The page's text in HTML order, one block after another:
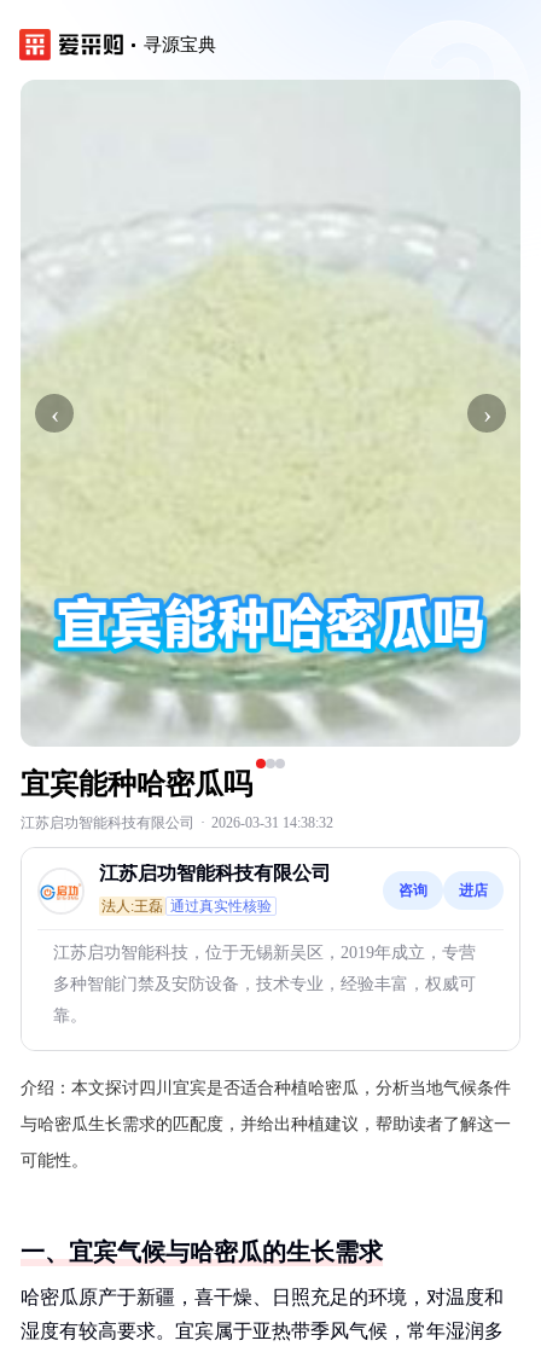
寻源宝典
‹ ›
宜宾能种哈密瓜吗
江苏启功智能科技有限公司 · 2026-03-31 14:38:32
江苏启功智能科技有限公司
法人:王磊 通过真实性核验
咨询 进店
江苏启功智能科技，位于无锡新吴区，2019年成立，专营
多种智能门禁及安防设备，技术专业，经验丰富，权威可
靠。
介绍： 本文探讨四川宜宾是否适合种植哈密瓜，分析当地气候条件
与哈密瓜生长需求的匹配度，并给出种植建议，帮助读者了解这一
可能性。
一、宜宾气候与哈密瓜的生长需求
哈密瓜原产于新疆，喜干燥、日照充足的环境，对温度和
湿度有较高要求。宜宾属于亚热带季风气候，常年湿润多